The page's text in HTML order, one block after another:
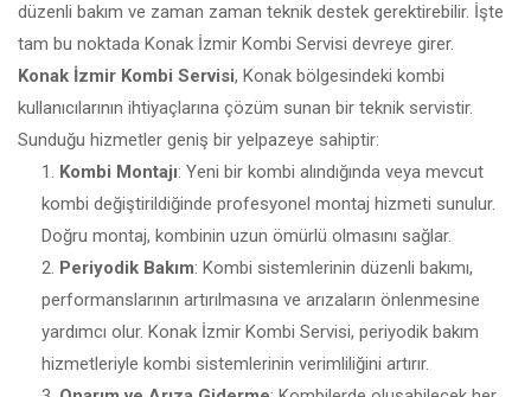
düzenli bakım ve zaman zaman teknik destek gerektirebilir. İşte
tam bu noktada Konak İzmir Kombi Servisi devreye girer.
Konak İzmir Kombi Servisi, Konak bölgesindeki kombi
kullanıcılarının ihtiyaçlarına çözüm sunan bir teknik servistir.
Sunduğu hizmetler geniş bir yelpazeye sahiptir:
Kombi Montajı: Yeni bir kombi alındığında veya mevcut
kombi değiştirildiğinde profesyonel montaj hizmeti sunulur.
Doğru montaj, kombinin uzun ömürlü olmasını sağlar.
Periyodik Bakım: Kombi sistemlerinin düzenli bakımı,
performanslarının artırılmasına ve arızaların önlenmesine
yardımcı olur. Konak İzmir Kombi Servisi, periyodik bakım
hizmetleriyle kombi sistemlerinin verimliliğini artırır.